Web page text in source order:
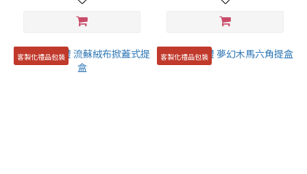
客製化禮品包裝 客製化禮品包裝